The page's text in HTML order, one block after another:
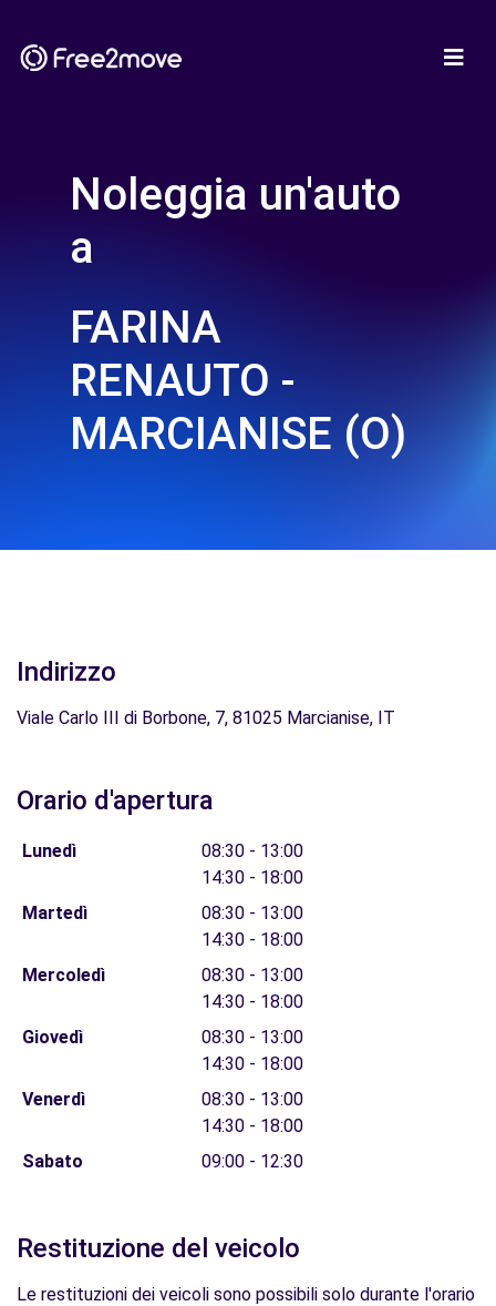
Noleggia un'auto
a
FARINA
RENAUTO -
MARCIANISE (O)
Indirizzo
Viale Carlo III di Borbone, 7, 81025 Marcianise, IT
Orario d'apertura
Lunedì
08:30 - 13:00
14:30 - 18:00
Martedì
08:30 - 13:00
14:30 - 18:00
Mercoledì
08:30 - 13:00
14:30 - 18:00
Giovedì
08:30 - 13:00
14:30 - 18:00
Venerdì
08:30 - 13:00
14:30 - 18:00
Sabato
09:00 - 12:30
Restituzione del veicolo
Le restituzioni dei veicoli sono possibili solo durante l'orario